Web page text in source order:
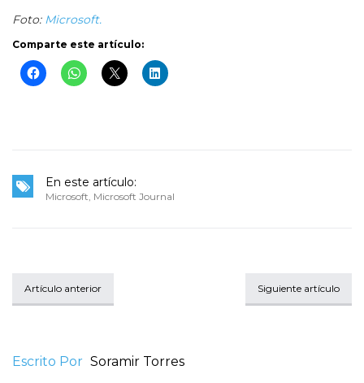
Foto: Microsoft.
Comparte este artículo:
En este artículo:
Microsoft Microsoft Journal
Artículo anterior Siguiente artículo
Escrito Por Soramir Torres